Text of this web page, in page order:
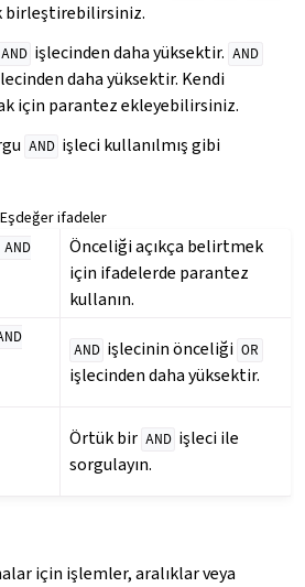
birleştirebilirsiniz.
AND işlecinden daha yüksektir. AND
daha yüksektir. Kendi
için parantez ekleyebilirsiniz.
AND işleci kullanılmış gibi
Eşdeğer ifadeler
AND
Önceliği açıkça belirtmek
için ifadelerde parantez
kullanın.
AND işlecinin önceliği OR
işlecinden daha yüksektir.
Örtük bir AND işleci ile
sorgulayın.
için işlemler, aralıklar veya